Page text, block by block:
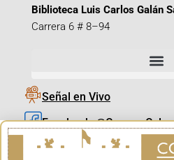
Biblioteca Luis Carlos Galán
Carrera 6 # 8–94
Señal en Vivo